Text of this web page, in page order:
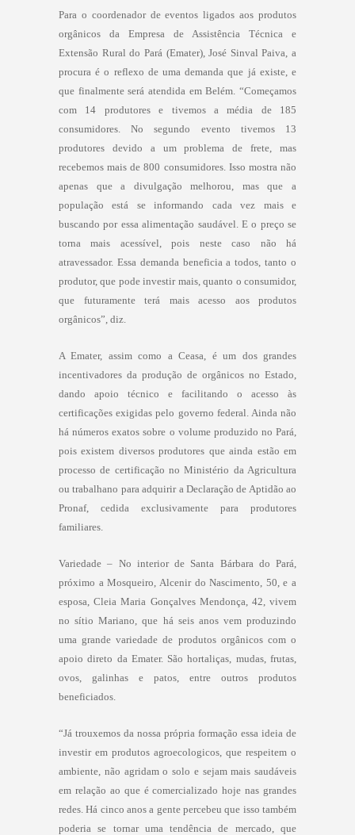
Para o coordenador de eventos ligados aos produtos
orgânicos da Empresa de Assistência Técnica e
Extensão Rural do Pará (Emater), José Sinval Paiva, a
procura é o reflexo de uma demanda que já existe, e
que finalmente será atendida em Belém. “Começamos
com 14 produtores e tivemos a média de 185
consumidores. No segundo evento tivemos 13
produtores devido a um problema de frete, mas
recebemos mais de 800 consumidores. Isso mostra não
apenas que a divulgação melhorou, mas que a
população está se informando cada vez mais e
buscando por essa alimentação saudável. E o preço se
torna mais acessível, pois neste caso não há
atravessador. Essa demanda beneficia a todos, tanto o
produtor, que pode investir mais, quanto o consumidor,
que futuramente terá mais acesso aos produtos
orgânicos”, diz.
A Emater, assim como a Ceasa, é um dos grandes
incentivadores da produção de orgânicos no Estado,
dando apoio técnico e facilitando o acesso às
certificações exigidas pelo governo federal. Ainda não
há números exatos sobre o volume produzido no Pará,
pois existem diversos produtores que ainda estão em
processo de certificação no Ministério da Agricultura
ou trabalhano para adquirir a Declaração de Aptidão ao
Pronaf, cedida exclusivamente para produtores
familiares.
Variedade – No interior de Santa Bárbara do Pará,
próximo a Mosqueiro, Alcenir do Nascimento, 50, e a
esposa, Cleia Maria Gonçalves Mendonça, 42, vivem
no sítio Mariano, que há seis anos vem produzindo
uma grande variedade de produtos orgânicos com o
apoio direto da Emater. São hortaliças, mudas, frutas,
ovos, galinhas e patos, entre outros produtos
beneficiados.
“Já trouxemos da nossa própria formação essa ideia de
investir em produtos agroecologicos, que respeitem o
ambiente, não agridam o solo e sejam mais saudáveis
em relação ao que é comercializado hoje nas grandes
redes. Há cinco anos a gente percebeu que isso também
poderia se tornar uma tendência de mercado, que